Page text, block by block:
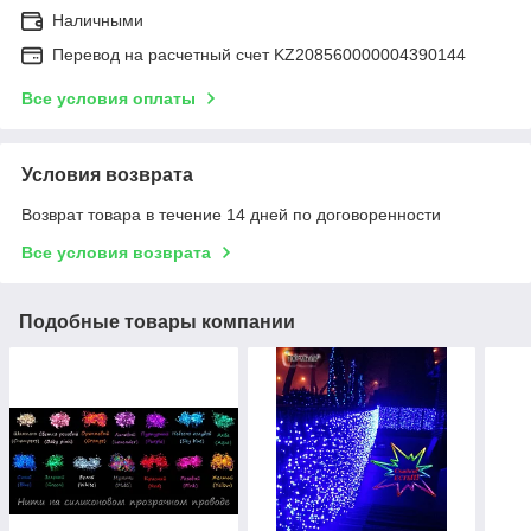
Наличными
Перевод на расчетный счет KZ208560000004390144
Все условия оплаты
Условия возврата
Возврат товара в течение 14 дней по договоренности
Все условия возврата
Подобные товары компании